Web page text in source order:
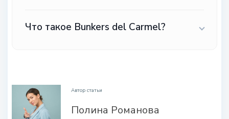
Что такое Bunkers del Carmel?
Автор статьи
Полина Романова